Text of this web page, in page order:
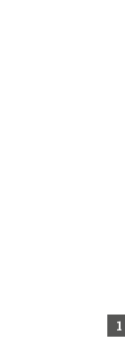
1